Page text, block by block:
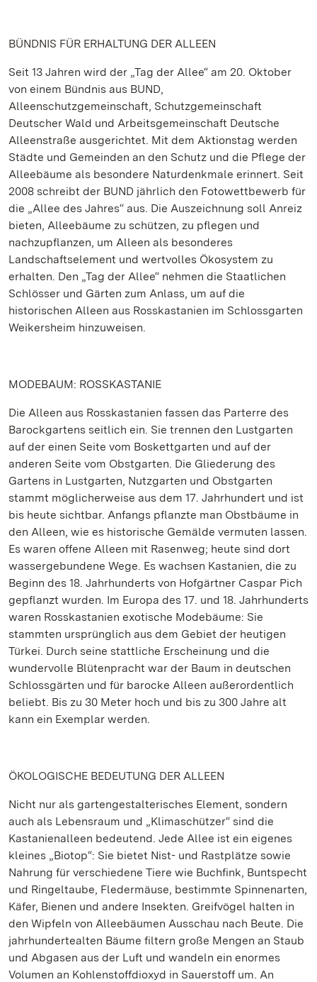
BÜNDNIS FÜR ERHALTUNG DER ALLEEN
Seit 13 Jahren wird der „Tag der Allee“ am 20. Oktober
von einem Bündnis aus BUND,
Alleenschutzgemeinschaft, Schutzgemeinschaft
Deutscher Wald und Arbeitsgemeinschaft Deutsche
Alleenstraße ausgerichtet. Mit dem Aktionstag werden
Städte und Gemeinden an den Schutz und die Pflege der
Alleebäume als besondere Naturdenkmale erinnert. Seit
2008 schreibt der BUND jährlich den Fotowettbewerb für
die „Allee des Jahres“ aus. Die Auszeichnung soll Anreiz
bieten, Alleebäume zu schützen, zu pflegen und
nachzupflanzen, um Alleen als besonderes
Landschaftselement und wertvolles Ökosystem zu
erhalten. Den „Tag der Allee“ nehmen die Staatlichen
Schlösser und Gärten zum Anlass, um auf die
historischen Alleen aus Rosskastanien im Schlossgarten
Weikersheim hinzuweisen.
MODEBAUM: ROSSKASTANIE
Die Alleen aus Rosskastanien fassen das Parterre des
Barockgartens seitlich ein. Sie trennen den Lustgarten
auf der einen Seite vom Boskettgarten und auf der
anderen Seite vom Obstgarten. Die Gliederung des
Gartens in Lustgarten, Nutzgarten und Obstgarten
stammt möglicherweise aus dem 17. Jahrhundert und ist
bis heute sichtbar. Anfangs pflanzte man Obstbäume in
den Alleen, wie es historische Gemälde vermuten lassen.
Es waren offene Alleen mit Rasenweg; heute sind dort
wassergebundene Wege. Es wachsen Kastanien, die zu
Beginn des 18. Jahrhunderts von Hofgärtner Caspar Pich
gepflanzt wurden. Im Europa des 17. und 18. Jahrhunderts
waren Rosskastanien exotische Modebäume: Sie
stammten ursprünglich aus dem Gebiet der heutigen
Türkei. Durch seine stattliche Erscheinung und die
wundervolle Blütenpracht war der Baum in deutschen
Schlossgärten und für barocke Alleen außerordentlich
beliebt. Bis zu 30 Meter hoch und bis zu 300 Jahre alt
kann ein Exemplar werden.
ÖKOLOGISCHE BEDEUTUNG DER ALLEEN
Nicht nur als gartengestalterisches Element, sondern
auch als Lebensraum und „Klimaschützer“ sind die
Kastanienalleen bedeutend. Jede Allee ist ein eigenes
kleines „Biotop“: Sie bietet Nist- und Rastplätze sowie
Nahrung für verschiedene Tiere wie Buchfink, Buntspecht
und Ringeltaube, Fledermäuse, bestimmte Spinnenarten,
Käfer, Bienen und andere Insekten. Greifvögel halten in
den Wipfeln von Alleebäumen Ausschau nach Beute. Die
jahrhundertealten Bäume filtern große Mengen an Staub
und Abgasen aus der Luft und wandeln ein enormes
Volumen an Kohlenstoffdioxyd in Sauerstoff um. An